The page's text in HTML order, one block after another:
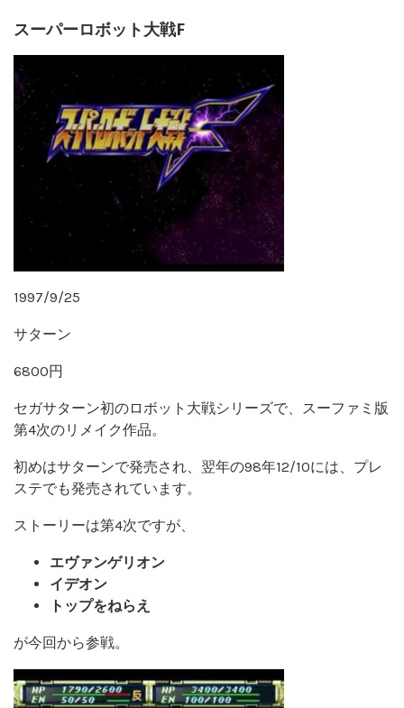
スーパーロボット大戦F
1997/9/25
サターン
6800円
セガサターン初のロボット大戦シリーズで、スーファミ版
第4次のリメイク作品。
初めはサターンで発売され、翌年の98年12/10には、プレ
ステでも発売されています。
ストーリーは第4次ですが、
エヴァンゲリオン
イデオン
トップをねらえ
が今回から参戦。